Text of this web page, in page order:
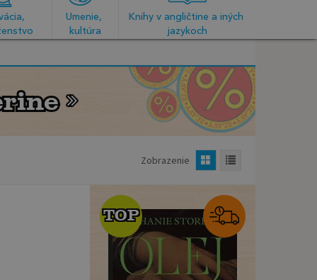
Umenie,
kultúra
Knihy v angličtine a iných
jazykoch
Zobrazenie
TOP
TOP